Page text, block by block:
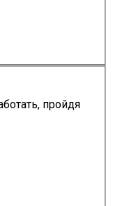
пройдя